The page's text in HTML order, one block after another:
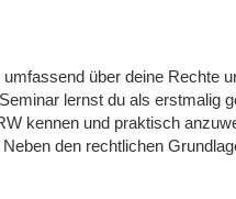
über deine Rechte
lernst du als erstmalig
kennen und praktisch
den rechtlichen